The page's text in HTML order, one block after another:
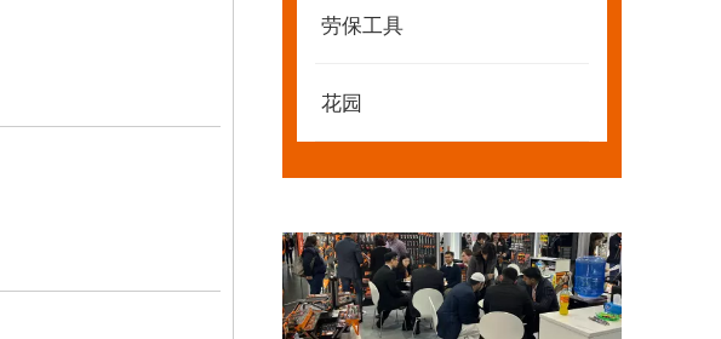
劳保工具
花园
2022-07-11
我们希望激励全世界的 DIY 爱好者享受独立承担